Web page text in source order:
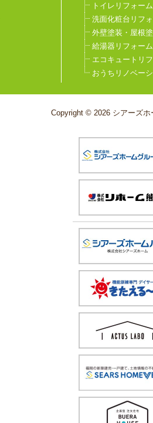
トイレリフォーム
洗面化粧台リフ
外壁塗装・屋根
給湯器リフォーム
エコキュートリ
おうちリノベー
Copyright © 2026 シアーズ